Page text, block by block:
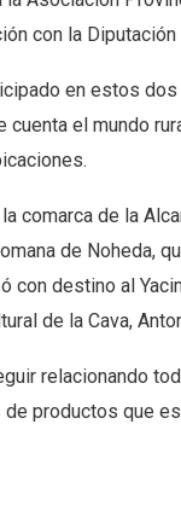
con la Diputación
en estos
el mundo
comarca de la
de Noheda,
con destino al
de la Cava,
relacionando
productos que